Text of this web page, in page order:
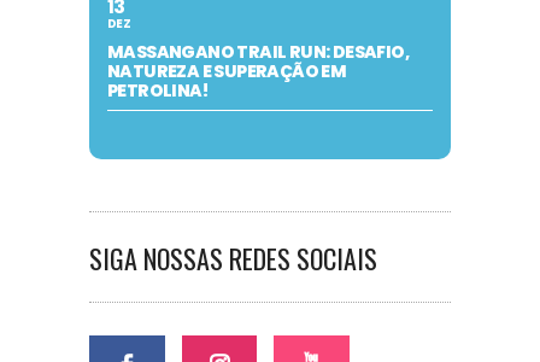
13
DEZ
MASSANGANO TRAIL RUN: DESAFIO,
NATUREZA E SUPERAÇÃO EM
PETROLINA!
SIGA NOSSAS REDES SOCIAIS